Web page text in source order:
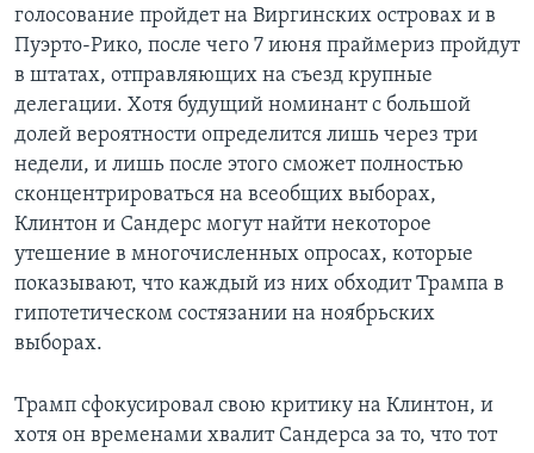
голосование пройдет на Виргинских островах и в
Пуэрто-Рико, после чего 7 июня праймериз пройдут
в штатах, отправляющих на съезд крупные
делегации. Хотя будущий номинант с большой
долей вероятности определится лишь через три
недели, и лишь после этого сможет полностью
сконцентрироваться на всеобщих выборах,
Клинтон и Сандерс могут найти некоторое
утешение в многочисленных опросах, которые
показывают, что каждый из них обходит Трампа в
гипотетическом состязании на ноябрьских
выборах.
Трамп сфокусировал свою критику на Клинтон, и
хотя он временами хвалит Сандерса за то, что тот